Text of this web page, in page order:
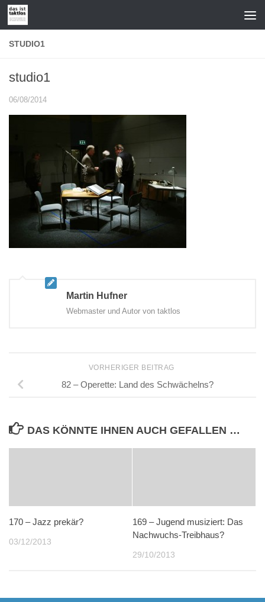
Zum Inhalt springen
STUDIO1
studio1
06/08/2014
Martin Hufner
Webmaster und Autor von taktlos
VORHERIGER BEITRAG
82 – Operette: Land des Schwächelns?
DAS KÖNNTE IHNEN AUCH GEFALLEN …
170 – Jazz prekär?
03/12/2013
169 – Jugend musiziert: Das
Nachwuchs-Treibhaus?
29/10/2013